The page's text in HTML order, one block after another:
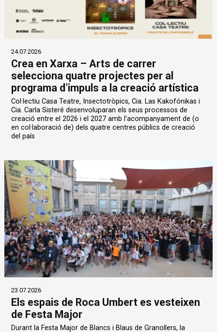
24.07.2026
Crea en Xarxa – Arts de carrer
selecciona quatre projectes per al
programa d’impuls a la creació artística
Col·lectiu Casa Teatre, Insectotròpics, Cia. Las Kakofónikas i
Cia. Carla Sisteré desenvoluparan els seus processos de
creació entre el 2026 i el 2027 amb l’acompanyament de (o
en col·laboració de) dels quatre centres públics de creació
del país
23.07.2026
Els espais de Roca Umbert es vesteixen
de Festa Major
Durant la Festa Major de Blancs i Blaus de Granollers, la